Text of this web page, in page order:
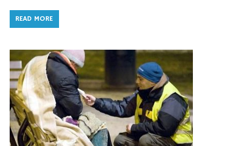
READ MORE